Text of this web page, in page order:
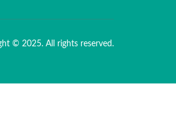
© 2025. All rights reserved.